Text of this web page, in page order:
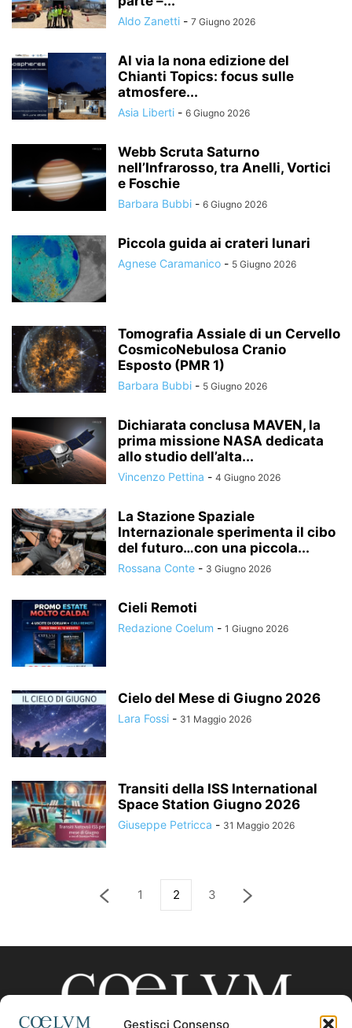
Gestisci Consenso
Aldo Zanetti - 7 Giugno 2026
Al via la nona edizione del
Chianti Topics: focus sulle
atmosfere...
Asia Liberti - 6 Giugno 2026
Webb Scruta Saturno
nell’Infrarosso, tra Anelli, Vortici
e Foschie
Barbara Bubbi - 6 Giugno 2026
Piccola guida ai crateri lunari
Agnese Caramanico - 5 Giugno 2026
Tomografia Assiale di un Cervello
CosmicoNebulosa Cranio
Esposto (PMR 1)
Barbara Bubbi - 5 Giugno 2026
Dichiarata conclusa MAVEN, la
prima missione NASA dedicata
allo studio dell’alta...
Vincenzo Pettina - 4 Giugno 2026
La Stazione Spaziale
Internazionale sperimenta il cibo
del futuro…con una piccola...
Rossana Conte - 3 Giugno 2026
Cieli Remoti
Redazione Coelum - 1 Giugno 2026
Cielo del Mese di Giugno 2026
Lara Fossi - 31 Maggio 2026
Transiti della ISS International
Space Station Giugno 2026
Giuseppe Petricca - 31 Maggio 2026
1 2 3